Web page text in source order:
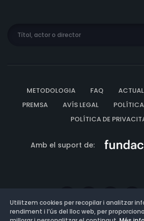
METODOLOGIA FAQ
PREMSA
AVÍS LEGAL
POLÍTICA DE
Amb el suport de:
Utilitzem cookies per recopilar i analitzar
rendiment i l’ús del lloc web, per